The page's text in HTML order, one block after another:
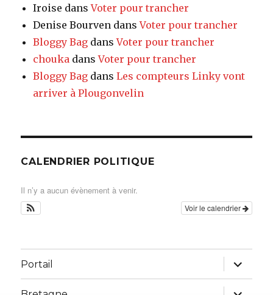
Iroise dansVoter pour trancher
Denise Bourven dansVoter pour trancher
Bloggy Bag dansVoter pour trancher
chouka dansVoter pour trancher
Bloggy Bag dansLes compteurs Linky vont
arriver à Plougonvelin
CALENDRIER POLITIQUE
Il n’y a aucun évènement à venir.
Voir le calendrier
Portail
ouvrir
le
sous-
menu
ouvrir